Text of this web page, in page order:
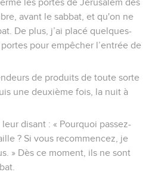
les portes de Jérusalem dès
avant le sabbat, et qu'on ne
De plus, j’ai placé quelques-
pour empêcher l’entrée de
de produits de toute sorte
une deuxième fois, la nuit à
disant : « Pourquoi passez-
? Si vous recommencez, je
» Dès ce moment, ils ne sont